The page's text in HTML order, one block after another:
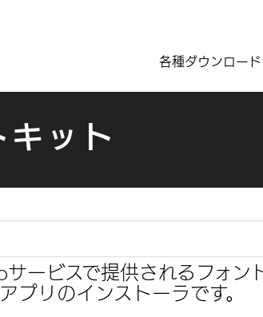
各種ダウンロード
ット
ービスで提供されるフォン
リのインストーラです。